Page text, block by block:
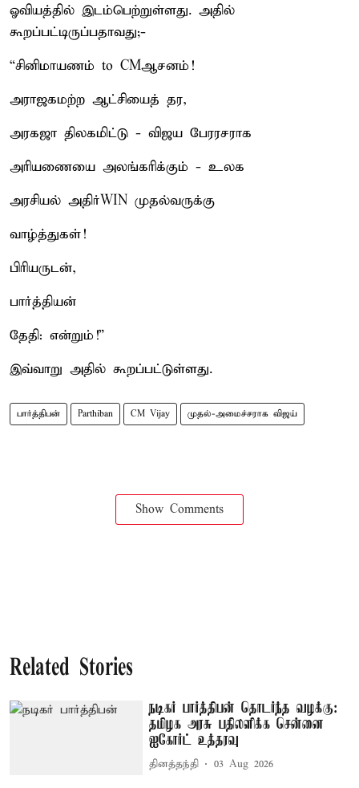
ஓவியத்தில் இடம்பெற்றுள்ளது. அதில்
கூறப்பட்டிருப்பதாவது;-
“சினிமாயணம் to CMஆசனம்!
அராஜகமற்ற ஆட்சியைத் தர,
அரகஜா திலகமிட்டு - விஜய பேரரசராக
அரியணையை அலங்கரிக்கும் - உலக
அரசியல் அதிர்WIN முதல்வருக்கு
வாழ்த்துகள்!
பிரியருடன்,
பார்த்தியன்
தேதி: என்றும்!”
இவ்வாறு அதில் கூறப்பட்டுள்ளது.
பார்த்திபன் Parthiban CM Vijay முதல்-அமைச்சராக விஜய்
Show Comments
Related Stories
நடிகர் பார்த்திபன் தொடர்ந்த வழக்கு:
தமிழக அரசு பதிலளிக்க சென்னை
ஐகோர்ட் உத்தரவு
தினத்தந்தி 03 Aug 2026